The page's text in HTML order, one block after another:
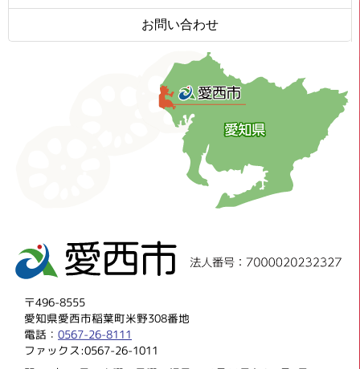
お問い合わせ
〒496-8555
愛知県愛西市稲葉町米野308番地
電話：0567-26-8111
ファックス:0567-26-1011